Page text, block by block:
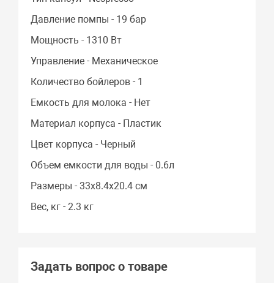
Давление помпы - 19 бар
Мощность - 1310 Вт
Управление - Механическое
Количество бойлеров - 1
Емкость для молока - Нет
Материал корпуса - Пластик
Цвет корпуса - Черный
Объем емкости для воды - 0.6л
Размеры - 33х8.4х20.4 см
Вес, кг - 2.3 кг
Задать вопрос о товаре